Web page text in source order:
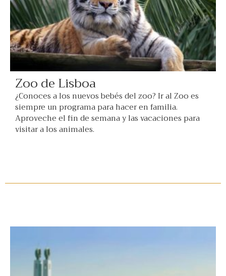
Zoo de Lisboa
¿Conoces a los nuevos bebés del zoo? Ir al Zoo es
siempre un programa para hacer en familia.
Aproveche el fin de semana y las vacaciones para
visitar a los animales.